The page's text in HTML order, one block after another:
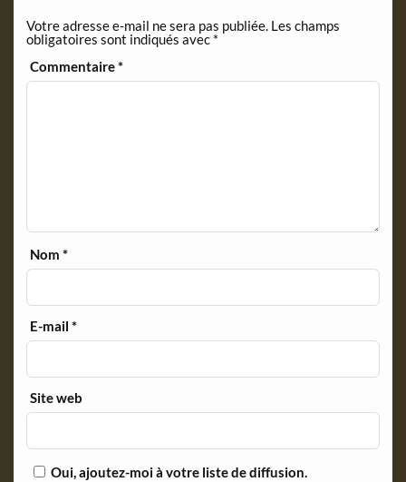
d
l
y
Votre adresse e-mail ne sera pas publiée. Les champs
obligatoires sont indiqués avec *
Commentaire*
Nom*
E-mail*
Site web
Oui, ajoutez-moi à votre liste de diffusion.